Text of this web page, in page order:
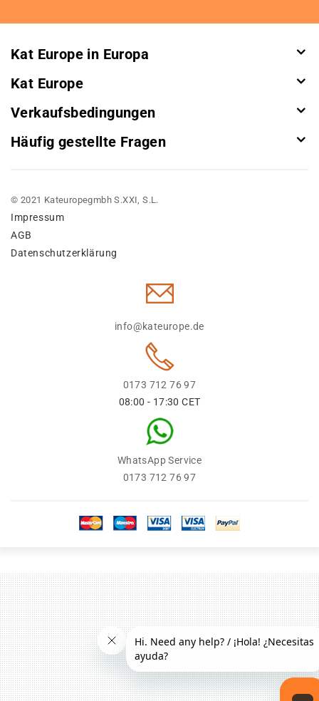
Kat Europe in Europa
Kat Europe
Verkaufsbedingungen
Häufig gestellte Fragen
© 2021 Kateuropegmbh S.XXI, S.L.
Impressum
AGB
Datenschutzerklärung
info@kateurope.de
0173 712 76 97
08:00 - 17:30 CET
WhatsApp Service
0173 712 76 97